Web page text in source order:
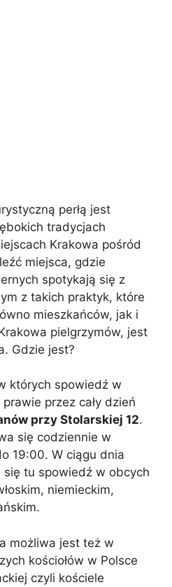
perłą jest
tradycjach
Krakowa pośród
miejsca, gdzie
spotykają się z
z takich praktyk, które
mieszkańców, jak i
pielgrzymów, jest
Gdzie jest?
których spowiedź w
przez cały dzień
przy Stolarskiej 12.
się codziennie w
19:00. W ciągu dnia
tu spowiedź w obcych
niemieckim,
możliwa jest też w
kościołów w Polsce
czyli kościele